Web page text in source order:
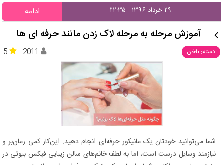
۲۹ خرداد ۱۳۹۶ - ۲۲:۳۵ ادامه
آموزش مرحله به مرحله لاک زدن مانند حرفه ای ها
دسته: ناخن 5 2011
شما می‌توانید خودتان یک مانیکور حرفه‌ای انجام دهید. این‌کار کمی زمان‌بر و
نیازمند وسایل درست است، اما به لطف خانم‌های سالن زیبایی فیکس بیوتی در